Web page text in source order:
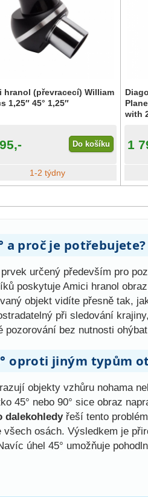
hranol (převracecí) William
1,25″ 45° 1,25″
Do košíku
1-2 týdny
with
1
a proč je potřebujete?
určený především pro
poskytuje Amici hranol
objekt vidíte přesně tak,
při sledování
pozorování bez nutnosti
oproti jiným typům
objekty vzhůru nohama
45° nebo 90° sice obraz
dalekohledyřeší tento
osách. Výsledkem je
úhel 45° umožňuje